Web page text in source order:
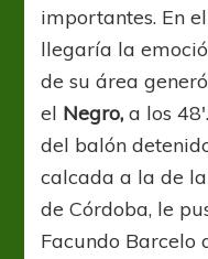
importantes. En
llegaría la
de su área
el Negro,a los
del balón
calcada a la de
de Córdoba, le
Facundo Barcelo